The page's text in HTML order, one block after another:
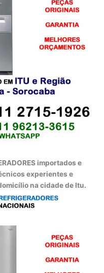
importados e
experientes e
na cidade de Itu.